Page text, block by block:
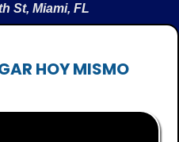
St, Miami, FL
HOY MISMO